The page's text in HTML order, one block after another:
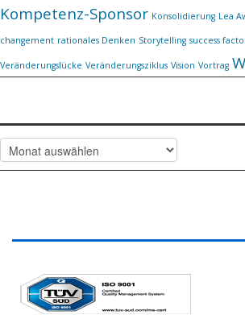
Kompetenz-Sponsor Konsolidierung Lea
changement rationales Denken Storytelling success
Veränderungslücke Veränderungsziklus Vision Vortrag
Alle
Artikel